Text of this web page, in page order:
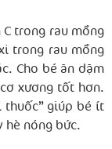
trong rau mồng
trong rau mồng
Cho bé ăn dặm
xương tốt hơn.
thuốc” giúp bé ít
hè nóng bức.